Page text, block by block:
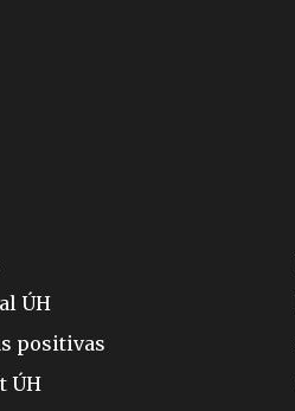
ÚH
positivas
ÚH